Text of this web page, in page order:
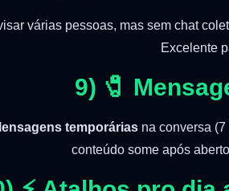
várias pessoas, mas sem chat
Excelente
9) 🧷
temporáriasna conversa (7
conteúdo some após